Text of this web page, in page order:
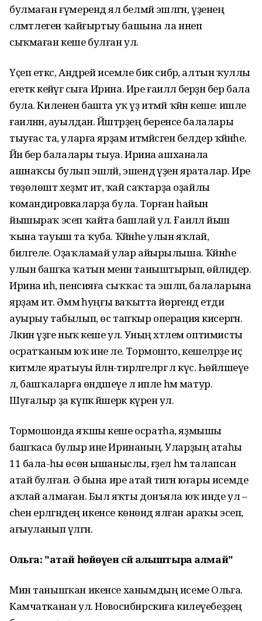
булмаған ғүмерендә ял белмәй эшләгән, үҙенең
сәләмәтлеген ҡайғыртыу башына ла инеп
сыҡмаған кеше булған ул.
Үҫеп еткәс, Андрей исемле бик сибәр, алтын ҡуллы
егеткә кейәүгә сыға Ирина. Ире ғаиләлә берҙән бер бала
була. Киленен башта уҡ үҙ итмәй ҡәйнә кеше: ишле
ғаиләнән, ауылдан. Йәштәрҙең беренсе балалары
тыуғас та, уларға ярҙам итмәйәсәген белдерә ҡәйнәһе.
Йәнә бер балалары тыуа. Ирина ашханала
ашнаҡсы булып эшләй, эшендә үҙен яраталар. Ире
төҙөлөштә хеҙмәт итә, ҡай саҡтарҙа оҙайлы
командировкаларҙа була. Торған һайын
йышыраҡ эсеп ҡайта башлай ул. Ғаиләлә йыш
ҡына тауыш та ҡуба. Ҡәйнәһе улын яҡлай,
билгеле. Оҙаҡламай улар айырылыша. Ҡәйнәһе
улын башҡа ҡатын менән таныштырып, өйләндерә.
Ирина иһә, пенсияға сыҡҡас та эшләп, балаларына
ярҙам итә. Әммә һуңғы ваҡытта йөрәгендә етди
ауырыу табылып, өс тапҡыр операция кисергән.
Ләкин үҙәге ныҡ кеше ул. Уның хәтлем оптимисты
осратҡаным юҡ ине әле. Тормошто, кешеләрҙе иҫ
китмәле яратыуы әйләнә-тирәләгеләргә лә күсә. Һөйләшеүе
лә, башҡаларға өндәшеүе лә ипле һәм матур.
Шуғалыр ҙа күпкә йәшерәк күренә ул.
Тормошонда яҡшы кеше осратһа, яҙмышы
башҡаса булыр ине Иринаның. Уларҙың атаһы
11 бала-һы өсөн ышаныслы, ғәҙел һәм талапсан
атай булған. Ә бына ире атай тигән юғары исемде
аҡлай алмаған. Был яҡты донъяла юҡ инде ул –
әсәһен ерләгәндең икенсе көнөндә ялған араҡы эсеп,
ағыуланып үлгән.
Ольга: "атай һөйөүен әсәй алыштыра алмай"
Мин танышҡан икенсе ханымдың исеме Ольга.
Камчатканан ул. Новосибирскиға килеүебеҙҙең